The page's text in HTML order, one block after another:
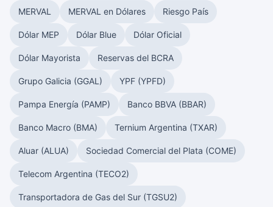
MERVAL MERVAL en Dólares Riesgo País
Dólar MEP Dólar Blue Dólar Oficial
Dólar Mayorista Reservas del BCRA
Grupo Galicia (GGAL) YPF (YPFD)
Pampa Energía (PAMP) Banco BBVA (BBAR)
Banco Macro (BMA) Ternium Argentina (TXAR)
Aluar (ALUA) Sociedad Comercial del Plata (COME)
Telecom Argentina (TECO2)
Transportadora de Gas del Sur (TGSU2)